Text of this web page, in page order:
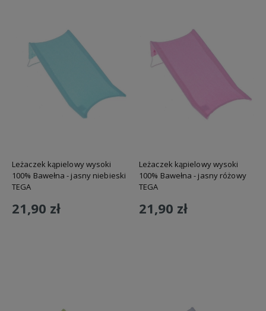
Leżaczek kąpielowy wysoki
100% Bawełna - jasny niebieski
TEGA
21,90 zł
Leżaczek kąpielowy wysoki
100% Bawełna - jasny różowy
TEGA
21,90 zł